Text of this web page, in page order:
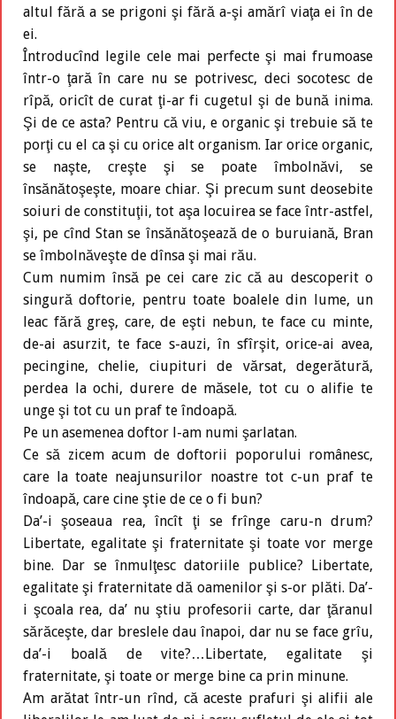
altul fără a se prigoni şi fără a-şi amărî viaţa ei în de
ei.
Întroducînd legile cele mai perfecte şi mai frumoase
într-o ţară în care nu se potrivesc, deci socotesc de
rîpă, oricît de curat ţi-ar fi cugetul şi de bună inima.
Şi de ce asta? Pentru că viu, e organic şi trebuie să te
porţi cu el ca şi cu orice alt organism. Iar orice organic,
se naşte, creşte şi se poate îmbolnăvi, se
însănătoşeşte, moare chiar. Şi precum sunt deosebite
soiuri de constituţii, tot aşa locuirea se face într-astfel,
şi, pe cînd Stan se însănătoşează de o buruiană, Bran
se îmbolnăveşte de dînsa şi mai rău.
Cum numim însă pe cei care zic că au descoperit o
singură doftorie, pentru toate boalele din lume, un
leac fără greş, care, de eşti nebun, te face cu minte,
de-ai asurzit, te face s-auzi, în sfîrşit, orice-ai avea,
pecingine, chelie, ciupituri de vărsat, degerătură,
perdea la ochi, durere de măsele, tot cu o alifie te
unge şi tot cu un praf te îndoapă.
Pe un asemenea doftor l-am numi şarlatan.
Ce să zicem acum de doftorii poporului românesc,
care la toate neajunsurilor noastre tot c-un praf te
îndoapă, care cine ştie de ce o fi bun?
Da’-i şoseaua rea, încît ţi se frînge caru-n drum?
Libertate, egalitate şi fraternitate şi toate vor merge
bine. Dar se înmulţesc datoriile publice? Libertate,
egalitate şi fraternitate dă oamenilor şi s-or plăti. Da’-
i şcoala rea, da’ nu ştiu profesorii carte, dar ţăranul
sărăceşte, dar breslele dau înapoi, dar nu se face grîu,
da’-i boală de vite?…Libertate, egalitate şi
fraternitate, şi toate or merge bine ca prin minune.
Am arătat într-un rînd, că aceste prafuri şi alifii ale